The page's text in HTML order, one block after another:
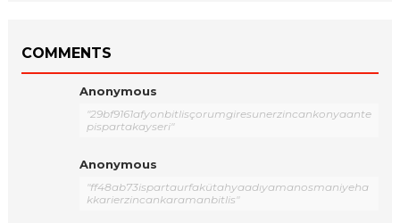
COMMENTS
Anonymous
"29bf9161afyonbitlisçorumgiresunerzincankonyaante
pispartakayseri"
Anonymous
"ff48ab73ispartaurfakütahyaadıyamanosmaniyeha
kkarierzincankaramanbitlis"